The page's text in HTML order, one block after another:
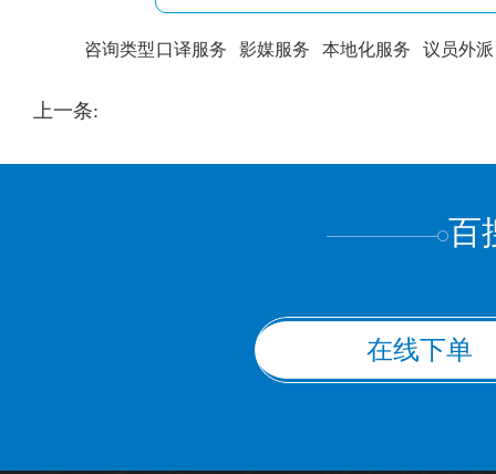
咨询类型口译服务 影媒服务 本地化服务 议员外派
上一条:
百
在线下单